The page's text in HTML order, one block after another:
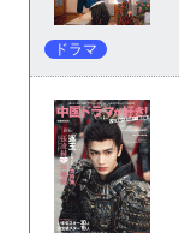
ドラマ